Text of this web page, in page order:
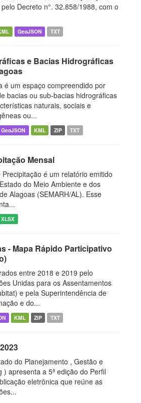
Decreto n°. 32.858/1988, com o
GeoJSON TXT
e Bacias Hidrográficas
é um espaço compreendido por
bacias ou sub-bacias hidrográficas
naturais, sociais e
ou...
GeoJSON KML ZIP TXT
Mensal
é um relatório emitido
do Meio Ambiente e dos
Alagoas (SEMARH/AL). Esse
XLSX
- Mapa Rápido Participativo
entre 2018 e 2019 pelo
Unidas para os Assentamentos
e pela Superintendência de
e do...
KML ZIP TXT
do Planejamento , Gestão e
) apresenta a 5ª edição do Perfil
eletrônica que reúne as